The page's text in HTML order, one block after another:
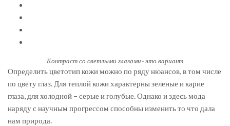
Контраст со светлыми глазами- это вариант
Определить цветотип кожи можно по ряду нюансов, в том числе
по цвету глаз. Для теплой кожи характерны зеленые и карие
глаза, для холодной – серые и голубые. Однако и здесь мода
наряду с научным прогрессом способны изменить то что дала
нам природа.